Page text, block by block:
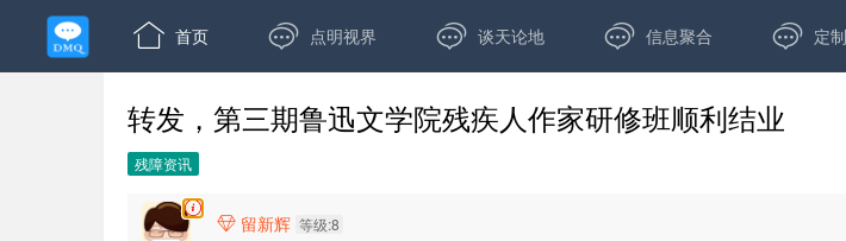
 首页  点明视界  谈天论地  信息聚合  定
转发，第三期鲁迅文学院残疾人作家研修班顺利结业
残障资讯
 留新辉 等级:8